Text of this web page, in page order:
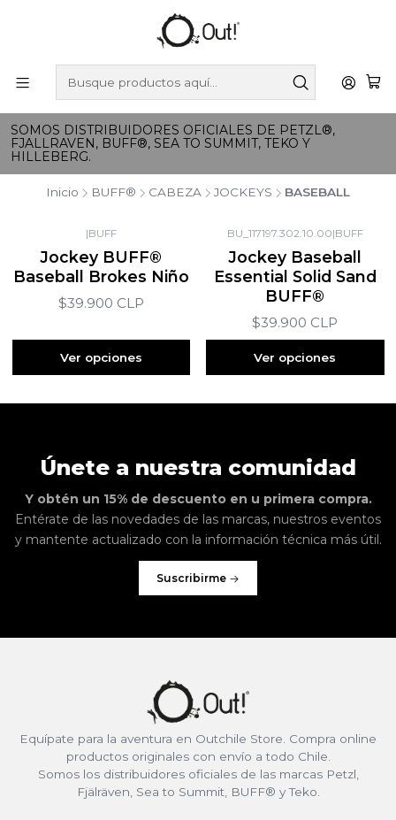
SOMOS DISTRIBUIDORES OFICIALES DE PETZL®,
FJALLRAVEN, BUFF®, SEA TO SUMMIT, TEKO Y
HILLEBERG.
Inicio BUFF® CABEZA JOCKEYS BASEBALL
|BUFF
Jockey BUFF®
Baseball Brokes Niño
$39.900 CLP
Ver opciones
BU_117197.302.10.00|BUFF
Jockey Baseball
Essential Solid Sand
BUFF®
$39.900 CLP
Ver opciones
Únete a nuestra comunidad
Y obtén un 15% de descuento en u primera compra.
Entérate de las novedades de las marcas, nuestros eventos
y mantente actualizado con la información técnica más útil.
Suscribirme
Equípate para la aventura en Outchile Store. Compra online
productos originales con envío a todo Chile.
Somos los distribuidores oficiales de las marcas Petzl,
Fjälräven, Sea to Summit, BUFF® y Teko.